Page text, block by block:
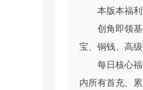
梦镜仙缘（
一、【史低福
本版本福
创角即领
宝、铜钱、高
每日核心
内所有首充、